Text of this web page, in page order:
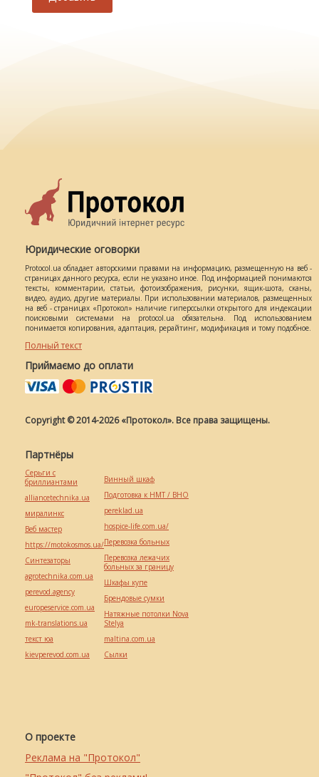
Юридические оговорки
Protocol.ua обладает авторскими правами на информацию, размещенную на веб -
страницах данного ресурса, если не указано иное. Под информацией понимаются
тексты, комментарии, статьи, фотоизображения, рисунки, ящик-шота, сканы,
видео, аудио, другие материалы. При использовании материалов, размещенных
на веб - страницах «Протокол» наличие гиперссылки открытого для индексации
поисковыми системами на protocol.ua обязательна. Под использованием
понимается копирования, адаптация, рерайтинг, модификация и тому подобное.
Полный текст
Приймаємо до оплати
Copyright © 2014-2026 «Протокол». Все права защищены.
О проекте
Реклама на "Протокол"
Партнёры
Серьги с
бриллиантами
alliancetechnika.ua
миралинкс
Веб мастер
https://motokosmos.ua/
Синтезаторы
agrotechnika.com.ua
perevod.agency
europeservice.com.ua
mk-translations.ua
текст юа
kievperevod.com.ua
Винный шкаф
Подготовка к НМТ / ВНО
pereklad.ua
hospice-life.com.ua/
Перевозка больных
Перевозка лежачих
больных за границу
Шкафы купе
Брендовые сумки
Натяжные потолки Nova
Stelya
maltina.com.ua
Cылки